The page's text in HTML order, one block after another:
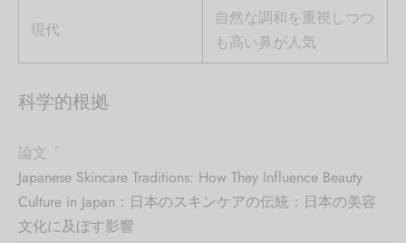
現代
自然な調和を重視しつつ
も高い鼻が人気
科学的根拠
論文「
Japanese Skincare Traditions: How They Influence Beauty
Culture in Japan：日本のスキンケアの伝統：日本の美容
文化に及ぼす影響